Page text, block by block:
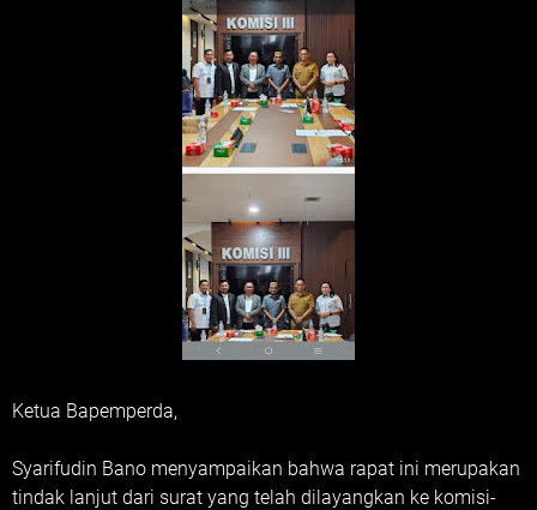
Ketua Bapemperda,
Syarifudin Bano menyampaikan bahwa rapat ini merupakan
tindak lanjut dari surat yang telah dilayangkan ke komisi-